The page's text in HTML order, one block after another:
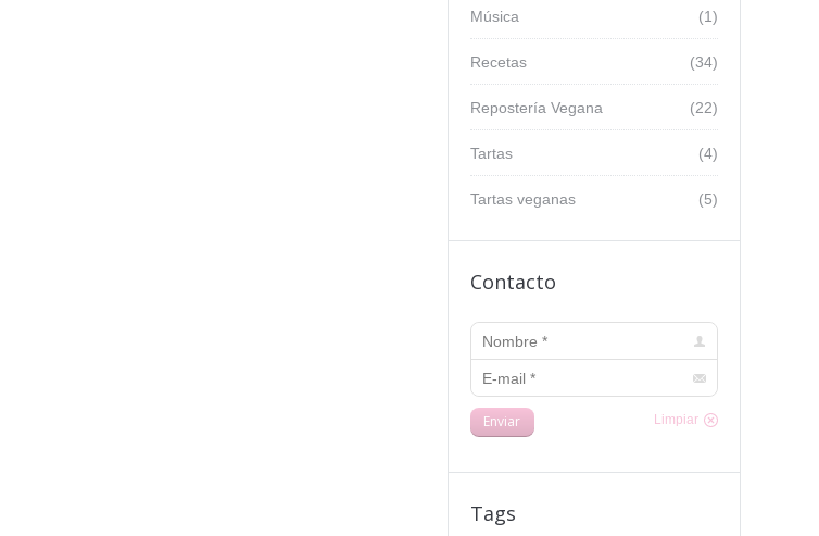
(1)
Música
(34)
Recetas
(22)
Repostería Vegana
(4)
Tartas
(5)
Tartas veganas
Contacto
Nombre *
E-mail *
Enviar Limpiar
Tags